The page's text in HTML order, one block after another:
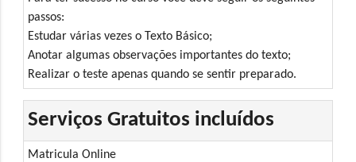
passos:
Estudar várias vezes o Texto Básico;
Anotar algumas observações importantes do texto;
Realizar o teste apenas quando se sentir preparado.
Serviços Gratuitos incluídos
Matricula Online